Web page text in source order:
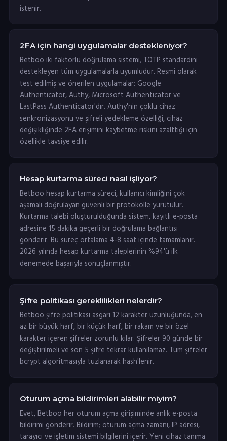
istenir.
2FA için hangi uygulamalar destekleniyor?
Betboo iki faktörlü doğrulama sistemi, TOTP standardını
destekleyen tüm uygulamalarla uyumludur. Resmi olarak
test edilmiş ve önerilen uygulamalar: Google
Authenticator, Authy, Microsoft Authenticator ve
LastPass Authenticator'dır. Authy'nin çoklu cihaz
senkronizasyonu ve şifreli yedekleme özelliği, cihaz
değişikliğinde 2FA erişimini kaybetme riskini azalttığı için
özellikle tavsiye edilir.
Hesap kurtarma süreci nasıl işliyor?
Betboo hesap kurtarma süreci, kullanıcı kimliğini çok
aşamalı doğrulayan güvenli bir protokolle yürütülür.
Kurtarma talebi oluşturulduğunda sistem, kayıtlı e-posta
adresine 15 dakika geçerli bir doğrulama bağlantısı
gönderir. Bu süreç ortalama 4-8 saat içinde tamamlanır.
2026 yılında hesap kurtarma taleplerinin %94'ü ilk
denemede başarıyla sonuçlanmıştır.
Şifre politikası gereklilikleri nelerdir?
Betboo şifre politikası asgari 12 karakter uzunluğunda, en
az bir büyük harf, bir küçük harf, bir rakam ve bir özel
karakter içeren şifreler zorunlu kılar. Şifreler 90 günde bir
değiştirilmeli ve son 5 şifre tekrar kullanılamaz. Tüm şifreler
bcrypt algoritmasıyla tuzlanarak hash'lenir.
Oturum açma bildirimleri alabilir miyim?
Evet, Betboo her oturum açma girişiminde anlık e-posta
bildirimi gönderir. Bildirim; oturum açma zamanı, IP adresi,
tarayıcı ve işletim sistemi bilgilerini içerir. Yeni cihaz tanıma